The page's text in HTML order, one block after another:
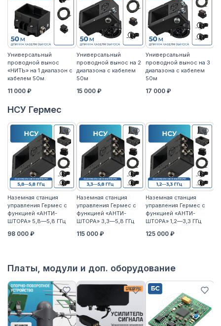
Универсальный
проводной вынос
«НИТЬ» на 1 диапазон с
кабелем 50м.
11 000 ₽
Универсальный
проводной вынос на 2
диапазона с кабелем
50м
15 000 ₽
Универсальный
проводной вынос на 3
диапазона с кабелем
50м
17 000 ₽
НСУ Гермес
Наземная станция
управления Гермес с
функцией «АНТИ-
ШТОРА» 5,8—5,8 ГГц
98 000 ₽
Наземная станция
управления Гермес с
функцией «АНТИ-
ШТОРА» 3,3—5,8 ГГц
115 000 ₽
Наземная станция
управления Гермес с
функцией «АНТИ-
ШТОРА» 1,2—3,3 ГГц
125 000 ₽
Платы, модули и доп. оборудование